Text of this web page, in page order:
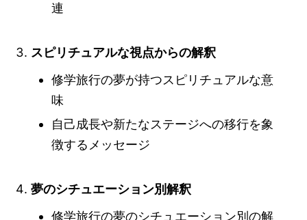
連
スピリチュアルな視点からの解釈
修学旅行の夢が持つスピリチュアルな意
味
自己成長や新たなステージへの移行を象
徴するメッセージ
夢のシチュエーション別解釈
修学旅行の夢のシチュエーション別の解